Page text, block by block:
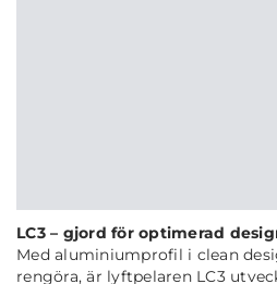
LC3 – gjord för optimerad
Med aluminiumprofil i clean
rengöra, är lyftpelaren LC3